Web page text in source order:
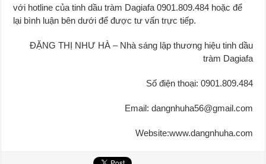
với hotline của tinh dầu tràm Dagiafa 0901.809.484 hoặc để
lại bình luận bên dưới để được tư vấn trực tiếp.
ĐẶNG THỊ NHƯ HÀ – Nhà sáng lập thương hiệu tinh dầu
tràm Dagiafa
Số điện thoại: 0901.809.484
Email: dangnhuha56@gmail.com
Website:www.dangnhuha.com